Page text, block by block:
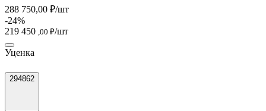
288 750,00 ₽/шт
-24%
219 450 ,00 ₽/шт
Уценка
294862